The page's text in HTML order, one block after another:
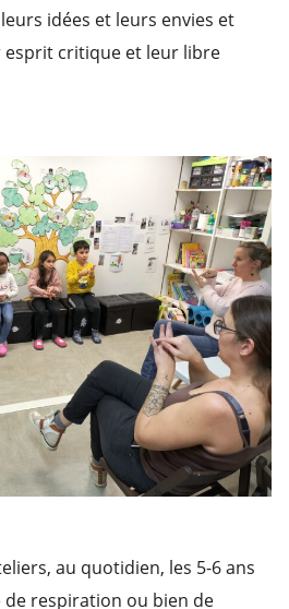
idées et leurs envies et
critique et leur libre
au quotidien, les 5-6 ans
respiration ou bien de